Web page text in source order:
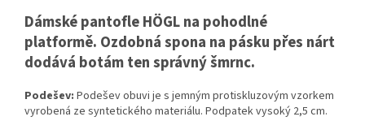
Dámské pantofle HÖGL na pohodlné
platformě. Ozdobná spona na pásku přes nárt
dodává botám ten správný šmrnc.
Podešev: Podešev obuvi je s jemným protiskluzovým vzorkem
vyrobená ze syntetického materiálu. Podpatek vysoký 2,5 cm.